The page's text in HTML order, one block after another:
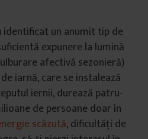
identificat un anumit tip de
expunere la lumină
afectivă sezonieră)
iarnă, care se instalează
iernii, durează patru-
de persoane doar în
scăzută, dificultăți de